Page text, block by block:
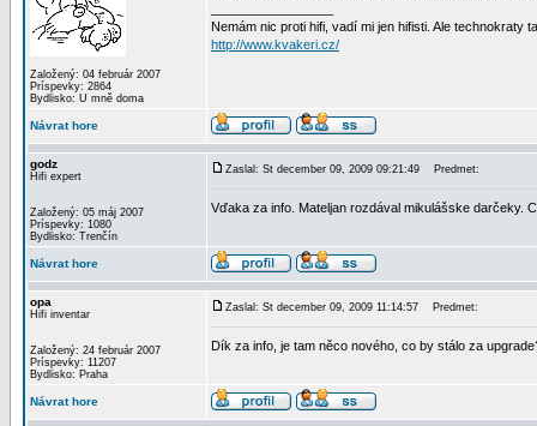
Založený: 04 február 2007
Príspevky: 2864
Bydlisko: U mně doma
Nemám nic proti hifi, vadí mi jen hifisti. Ale technokraty
http://www.kvakeri.cz/
Návrat hore
godz
Hifi expert
Založený: 05 máj 2007
Príspevky: 1080
Bydlisko: Trenčín
Zaslal: St december 09, 2009 09:21:49 Predmet:
Vďaka za info. Mateljan rozdával mikulášske darčeky.
Návrat hore
opa
Hifi inventar
Založený: 24 február 2007
Príspevky: 11207
Bydlisko: Praha
Zaslal: St december 09, 2009 11:14:57 Predmet:
Dík za info, je tam něco nového, co by stálo za
Návrat hore